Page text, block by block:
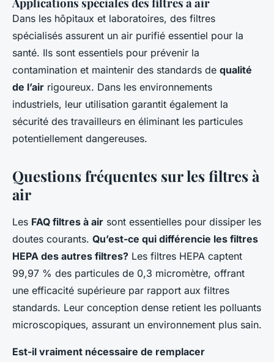
Dans les hôpitaux et laboratoires, des filtres
spécialisés assurent un air purifié essentiel pour la
santé. Ils sont essentiels pour prévenir la
contamination et maintenir des standards de qualité
de l’air rigoureux. Dans les environnements
industriels, leur utilisation garantit également la
sécurité des travailleurs en éliminant les particules
potentiellement dangereuses.
Questions fréquentes sur les filtres à
air
Les FAQ filtres à air sont essentielles pour dissiper les
doutes courants. Qu’est-ce qui différencie les filtres
HEPA des autres filtres? Les filtres HEPA captent
99,97 % des particules de 0,3 micromètre, offrant
une efficacité supérieure par rapport aux filtres
standards. Leur conception dense retient les polluants
microscopiques, assurant un environnement plus sain.
Est-il vraiment nécessaire de remplacer